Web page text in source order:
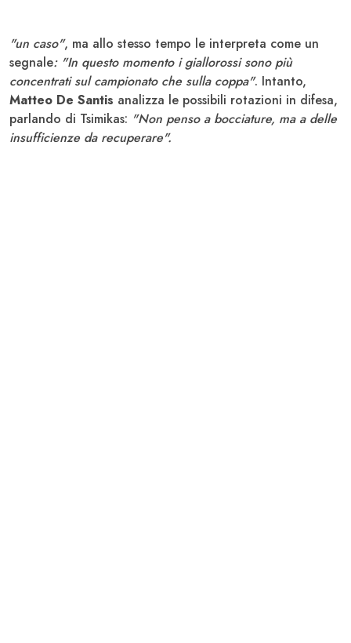
"un caso", ma allo stesso tempo le interpreta come un
segnale: "In questo momento i giallorossi sono più
concentrati sul campionato che sulla coppa". Intanto,
Matteo De Santis analizza le possibili rotazioni in difesa,
parlando di Tsimikas: "Non penso a bocciature, ma a delle
insufficienze da recuperare".